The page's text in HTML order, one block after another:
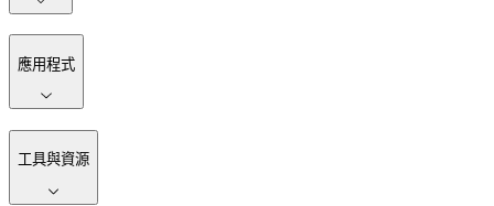
應用程式
工具與資源